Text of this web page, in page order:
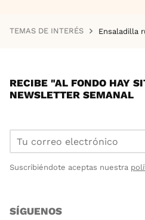
TEMAS DE INTERÉS Ensaladilla
RECIBE "AL FONDO HAY
NEWSLETTER SEMANAL
Suscribiéndote aceptas nuestra
SÍGUENOS